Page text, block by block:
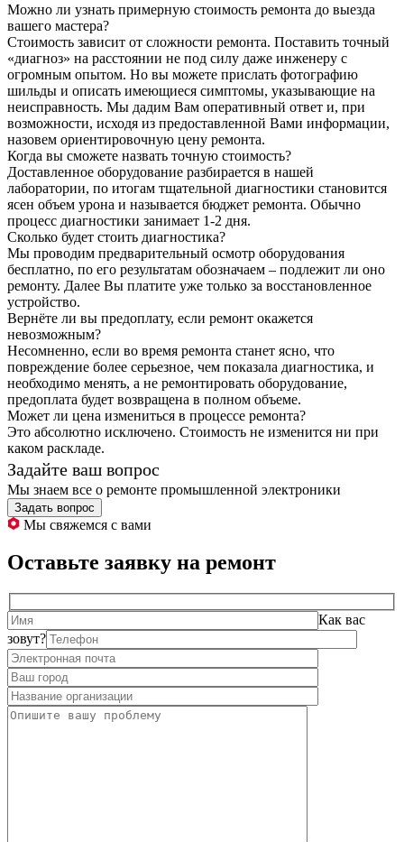
Можно ли узнать примерную стоимость ремонта до выезда
вашего мастера?
Стоимость зависит от сложности ремонта. Поставить точный
«диагноз» на расстоянии не под силу даже инженеру с
огромным опытом. Но вы можете прислать фотографию
шильды и описать имеющиеся симптомы, указывающие на
неисправность. Мы дадим Вам оперативный ответ и, при
возможности, исходя из предоставленной Вами информации,
назовем ориентировочную цену ремонта.
Когда вы сможете назвать точную стоимость?
Доставленное оборудование разбирается в нашей
лаборатории, по итогам тщательной диагностики становится
ясен объем урона и называется бюджет ремонта. Обычно
процесс диагностики занимает 1-2 дня.
Сколько будет стоить диагностика?
Мы проводим предварительный осмотр оборудования
бесплатно, по его результатам обозначаем – подлежит ли оно
ремонту. Далее Вы платите уже только за восстановленное
устройство.
Вернёте ли вы предоплату, если ремонт окажется
невозможным?
Несомненно, если во время ремонта станет ясно, что
повреждение более серьезное, чем показала диагностика, и
необходимо менять, а не ремонтировать оборудование,
предоплата будет возвращена в полном объеме.
Может ли цена измениться в процессе ремонта?
Это абсолютно исключено. Стоимость не изменится ни при
каком раскладе.
Задайте ваш вопрос
Мы знаем все о ремонте промышленной электроники
Задать вопрос
Мы свяжемся с вами
Оставьте заявку на ремонт
Как вас
зовут?